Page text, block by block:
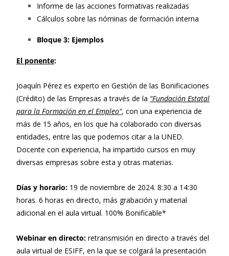
Informe de las acciones formativas realizadas
Cálculos sobre las nóminas de formación interna
Bloque 3: Ejemplos
El ponente:
Joaquín Pérez es experto en Gestión de las Bonificaciones
(Crédito) de las Empresas a través de la “Fundación Estatal
para la Formación en el Empleo”, con una experiencia de
más de 15 años, en los que ha colaborado con diversas
entidades, entre las que podemos citar a la UNED.
Docente con experiencia, ha impartido cursos en muy
diversas empresas sobre esta y otras materias.
Días y horario: 19 de noviembre de 2024. 8:30 a 14:30
horas. 6 horas en directo, más grabación y material
adicional en el aula virtual. 100% Bonificable*
Webinar en directo: retransmisión en directo a través del
aula virtual de ESIFF, en la que se colgará la presentación